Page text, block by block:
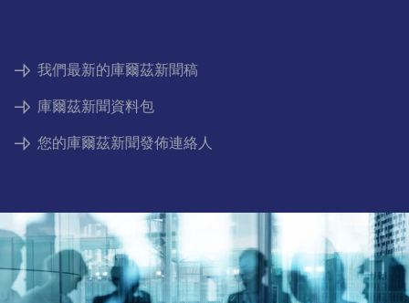
我們最新的庫爾茲新聞稿
庫爾茲新聞資料包
您的庫爾茲新聞發佈連絡人